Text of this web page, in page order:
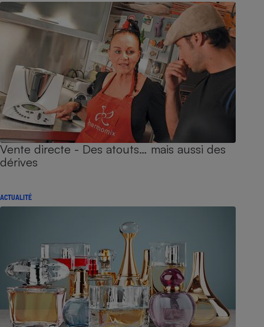
Vente directe - Des atouts… mais aussi des
dérives
ACTUALITÉ